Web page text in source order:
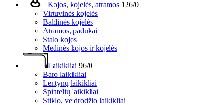
Kojos, kojelės, atramos 126/0
Virtuvinės kojelės
Baldinės kojelės
Atramos, padukai
Stalo kojos
Medinės kojos ir kojelės
Laikikliai 96/0
Baro laikikliai
Lentynų laikikliai
Spintelių laikikliai
Stiklo, veidrodžio laikikliai